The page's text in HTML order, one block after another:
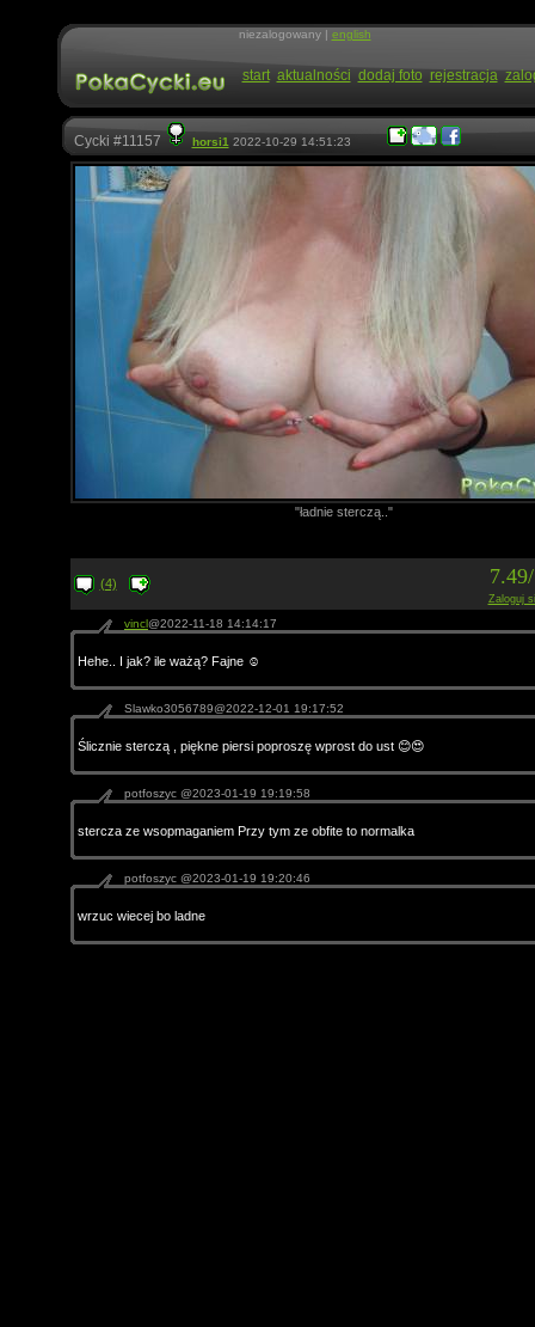
niezalogowany | english
start aktualności dodaj foto rejestracja
Cycki #11157 horsi1 2022-10-29 14:51:23
"ładnie sterczą.."
(4)
Zaloguj
vincl@2022-11-18 14:14:17
Hehe.. I jak? ile ważą? Fajne ☺
Slawko3056789@2022-12-01 19:17:52
Ślicznie sterczą , piękne piersi poproszę wprost do ust 😊😍
potfoszyc @2023-01-19 19:19:58
stercza ze wsopmaganiem Przy tym ze obfite to normalka
potfoszyc @2023-01-19 19:20:46
wrzuc wiecej bo ladne